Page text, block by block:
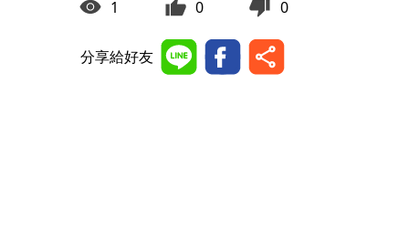
1 0 0
分享給好友